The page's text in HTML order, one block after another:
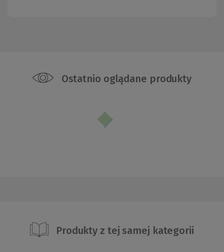
Ostatnio oglądane produkty
Produkty z tej samej kategorii